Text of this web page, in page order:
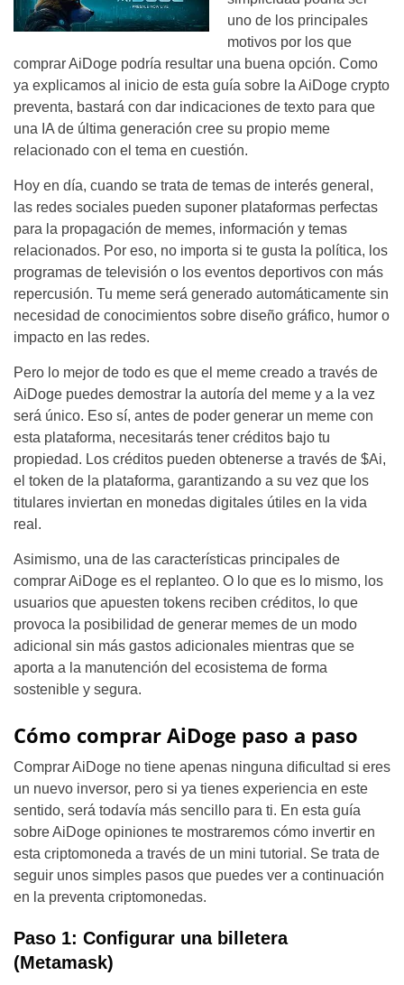
uno de los principales
motivos por los que
comprar AiDoge podría resultar una buena opción. Como
ya explicamos al inicio de esta guía sobre la AiDoge crypto
preventa, bastará con dar indicaciones de texto para que
una IA de última generación cree su propio meme
relacionado con el tema en cuestión.
Hoy en día, cuando se trata de temas de interés general,
las redes sociales pueden suponer plataformas perfectas
para la propagación de memes, información y temas
relacionados. Por eso, no importa si te gusta la política, los
programas de televisión o los eventos deportivos con más
repercusión. Tu meme será generado automáticamente sin
necesidad de conocimientos sobre diseño gráfico, humor o
impacto en las redes.
Pero lo mejor de todo es que el meme creado a través de
AiDoge puedes demostrar la autoría del meme y a la vez
será único. Eso sí, antes de poder generar un meme con
esta plataforma, necesitarás tener créditos bajo tu
propiedad. Los créditos pueden obtenerse a través de $Ai,
el token de la plataforma, garantizando a su vez que los
titulares inviertan en monedas digitales útiles en la vida
real.
Asimismo, una de las características principales de
comprar AiDoge es el replanteo. O lo que es lo mismo, los
usuarios que apuesten tokens reciben créditos, lo que
provoca la posibilidad de generar memes de un modo
adicional sin más gastos adicionales mientras que se
aporta a la manutención del ecosistema de forma
sostenible y segura.
Cómo comprar AiDoge paso a paso
Comprar AiDoge no tiene apenas ninguna dificultad si eres
un nuevo inversor, pero si ya tienes experiencia en este
sentido, será todavía más sencillo para ti. En esta guía
sobre AiDoge opiniones te mostraremos cómo invertir en
esta criptomoneda a través de un mini tutorial. Se trata de
seguir unos simples pasos que puedes ver a continuación
en la preventa criptomonedas.
Paso 1: Configurar una billetera
(Metamask)